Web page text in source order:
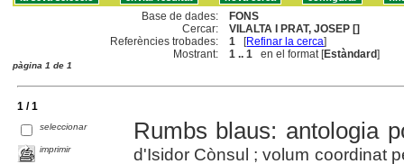
Base de dades:
FONS
Cercar:
VILALTA I PRAT, JOSEP []
Referències trobades:
1 [Refinar la cerca]
Mostrant:
1 .. 1 en el format [Estàndard]
pàgina 1 de 1
1 / 1
seleccionar
imprimir
Rumbs blaus: antologia
d'Isidor Cònsul ; volum coordinat